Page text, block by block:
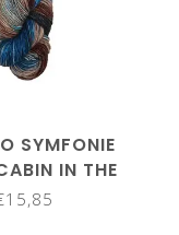
SYMFONIE
IN THE
VR 2012